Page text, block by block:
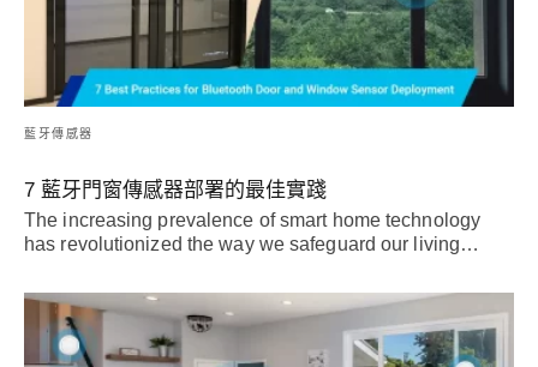
藍牙傳感器
7 藍牙門窗傳感器部署的最佳實踐
The increasing prevalence of smart home technology
has revolutionized the way we safeguard our living…